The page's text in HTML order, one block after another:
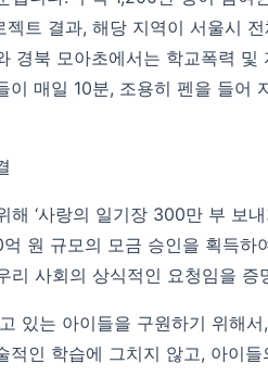
젝트 결과, 해당 지역이 서울
북 모아초에서는 학교폭력 및
매일 10분, 조용히 펜을 들
‘사랑의 일기장 300만 부 보
원 규모의 모금 승인을 획득
사회의 상식적인 요청임을 증
있는 아이들을 구원하기 위해
인 학습에 그치지 않고, 아이